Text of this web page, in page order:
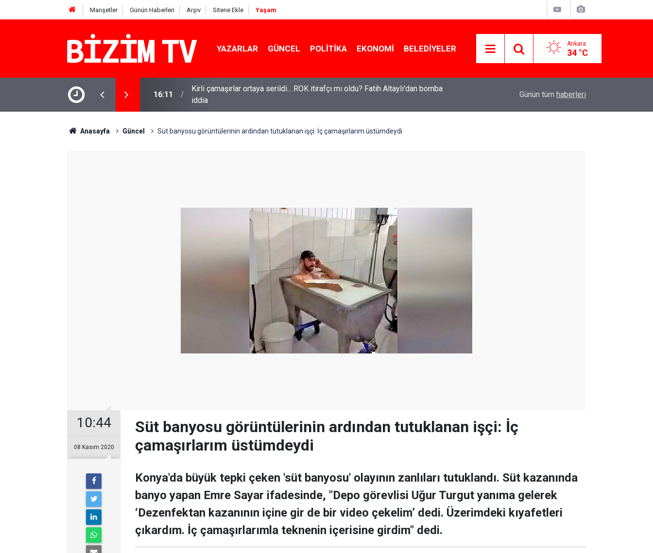
Manşetler Günün Haberleri Arşiv Sitene Ekle Yaşam
YAZARLAR GÜNCEL POLITIKA EKONOMI BELEDIYELER Ankara
34 °C
16:11
Kirli çamaşırlar ortaya serildi... ROK itirafçı mı oldu? Fatih Altaylı'dan bomba
iddia
Özgür Özel'den Le Monde'a çarpıcı yazı: 'Bu
Günün tüm haberleri
Anasayfa Güncel Süt banyosu görüntülerinin ardından tutuklanan işçi: İç çamaşırlarım üstümdeydi
10:44
08 Kasım 2020
Süt banyosu görüntülerinin ardından tutuklanan işçi: İç
çamaşırlarım üstümdeydi
Konya'da büyük tepki çeken 'süt banyosu' olayının zanlıları tutuklandı. Süt kazanında
banyo yapan Emre Sayar ifadesinde, "Depo görevlisi Uğur Turgut yanıma gelerek
‘Dezenfektan kazanının içine gir de bir video çekelim’ dedi. Üzerimdeki kıyafetleri
çıkardım. İç çamaşırlarımla teknenin içerisine girdim" dedi.